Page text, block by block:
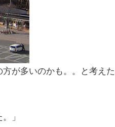
が多いのかも。。と考えた
」